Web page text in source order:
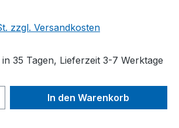
zzgl. Versandkosten
35 Tagen, Lieferzeit 3-7 Werktage
Gib den
In den Warenkorb